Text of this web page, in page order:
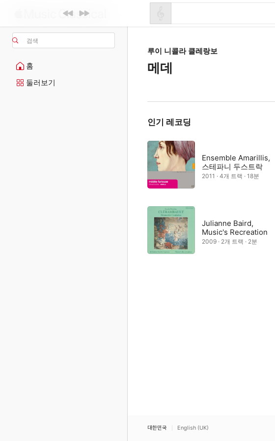
검색
홈
둘러보기
루이 니콜라 클레랑보
메데
인기 레코딩
Ensemble Amarillis,
스테파니 두스트락
2011 · 4개 트랙 · 18분
Julianne Baird,
Music's Recreation
2009 · 2개 트랙 · 2분
대한민국 English (UK)